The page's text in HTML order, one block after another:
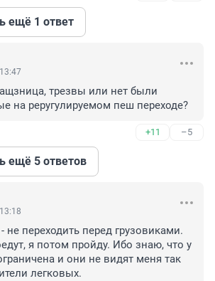
ещё 1 ответ
трезвы или нет были
на реругулируемом пеш переходе?
+11 –5
ещё 5 ответов
переходить перед грузовиками.
я потом пройду. Ибо знаю, что у
и они не видят меня так
легковых.